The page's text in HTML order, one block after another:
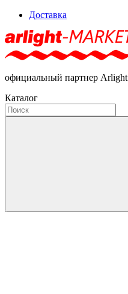
Доставка
официальный партнер Arlight
Каталог